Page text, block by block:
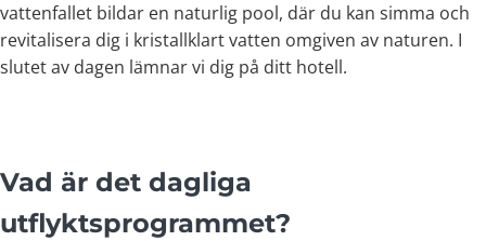
vattenfallet bildar en naturlig pool, där du kan simma och
revitalisera dig i kristallklart vatten omgiven av naturen. I
slutet av dagen lämnar vi dig på ditt hotell.
Vad är det dagliga
utflyktsprogrammet?